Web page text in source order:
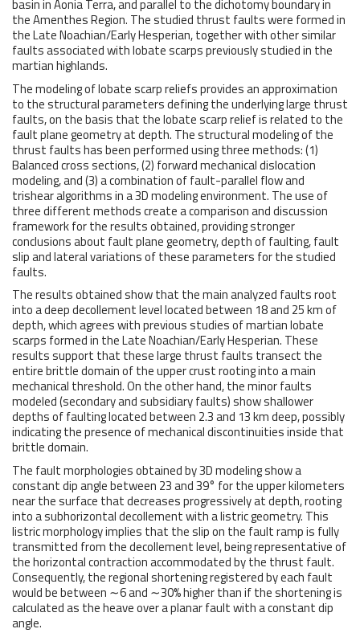
basin in Aonia Terra, and parallel to the dichotomy boundary in
the Amenthes Region. The studied thrust faults were formed in
the Late Noachian/Early Hesperian, together with other similar
faults associated with lobate scarps previously studied in the
martian highlands.
The modeling of lobate scarp reliefs provides an approximation
to the structural parameters defining the underlying large thrust
faults, on the basis that the lobate scarp relief is related to the
fault plane geometry at depth. The structural modeling of the
thrust faults has been performed using three methods: (1)
Balanced cross sections, (2) forward mechanical dislocation
modeling, and (3) a combination of fault-parallel flow and
trishear algorithms in a 3D modeling environment. The use of
three different methods create a comparison and discussion
framework for the results obtained, providing stronger
conclusions about fault plane geometry, depth of faulting, fault
slip and lateral variations of these parameters for the studied
faults.
The results obtained show that the main analyzed faults root
into a deep decollement level located between 18 and 25 km of
depth, which agrees with previous studies of martian lobate
scarps formed in the Late Noachian/Early Hesperian. These
results support that these large thrust faults transect the
entire brittle domain of the upper crust rooting into a main
mechanical threshold. On the other hand, the minor faults
modeled (secondary and subsidiary faults) show shallower
depths of faulting located between 2.3 and 13 km deep, possibly
indicating the presence of mechanical discontinuities inside that
brittle domain.
The fault morphologies obtained by 3D modeling show a
constant dip angle between 23 and 39° for the upper kilometers
near the surface that decreases progressively at depth, rooting
into a subhorizontal decollement with a listric geometry. This
listric morphology implies that the slip on the fault ramp is fully
transmitted from the decollement level, being representative of
the horizontal contraction accommodated by the thrust fault.
Consequently, the regional shortening registered by each fault
would be between ∼6 and ∼30% higher than if the shortening is
calculated as the heave over a planar fault with a constant dip
angle.